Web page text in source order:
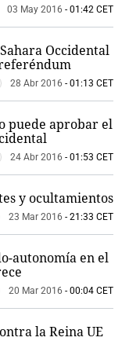
03 May 2016 - 01:42 CET
Occidental
28 Abr 2016 - 01:13 CET
puede aprobar el
24 Abr 2016 - 01:53 CET
y ocultamientos
23 Mar 2016 - 21:33 CET
autonomía en el
20 Mar 2016 - 00:04 CET
la Reina UE